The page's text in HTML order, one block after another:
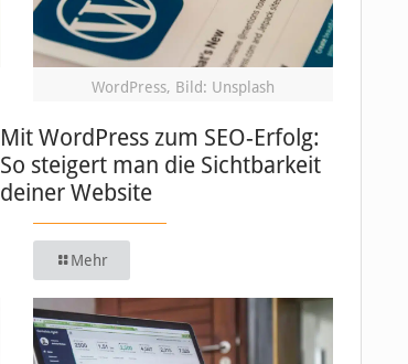
WordPress, Bild: Unsplash
Mit WordPress zum SEO-Erfolg:
So steigert man die Sichtbarkeit
deiner Website
Mehr